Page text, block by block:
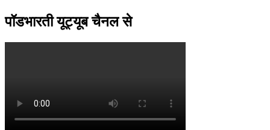
पॉडभारती यूट्यूब चैनल से